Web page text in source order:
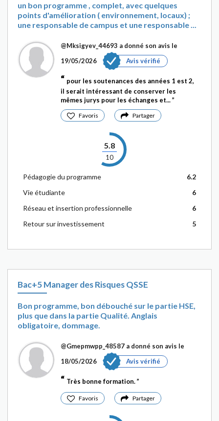
un bon programme , complet, avec quelques
points d'amélioration ( environnement, locaux) ;
une responsable de campus et une responsable ...
@Mksigyev_44693 a donné son avis le
19/05/2026
Avis vérifié
pour les soutenances des années 1 est 2,
il serait intéressant de conserver les
mêmes jurys pour les échanges et...
Favoris Partager
5.8
10
Pédagogie du programme
6.2
Vie étudiante
6
Réseau et insertion professionnelle
6
Retour sur investissement
5
Bac+5 Manager des Risques QSSE
Bon programme, bon débouché sur le partie HSE,
plus que dans la partie Qualité. Anglais
obligatoire, dommage.
@Gmepmwpp_48587 a donné son avis le
18/05/2026
Avis vérifié
Très bonne formation.
Favoris Partager